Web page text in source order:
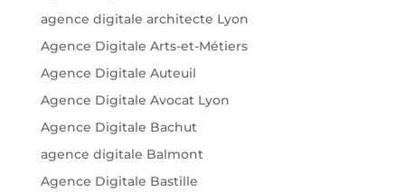
agence digitale architecte Lyon
Agence Digitale Arts-et-Métiers
Agence Digitale Auteuil
Agence Digitale Avocat Lyon
Agence Digitale Bachut
agence digitale Balmont
Agence Digitale Bastille